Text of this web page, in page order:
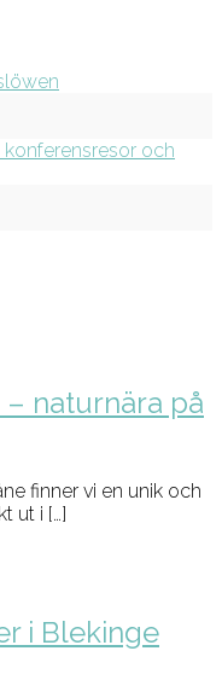
konferensresor och
naturnära på
finner vi en unik och
ut i […]
i Blekinge